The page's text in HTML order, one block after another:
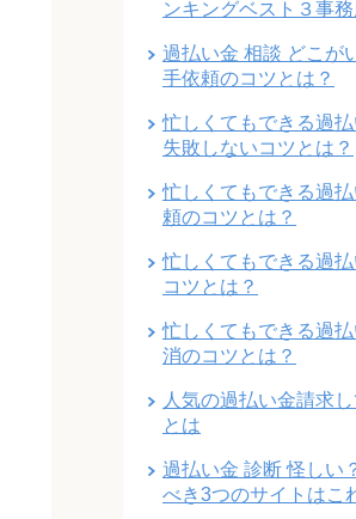
ンキングベスト３事
過払い金 相談 どこが
手依頼のコツとは？
忙しくてもできる過
失敗しないコツとは？
忙しくてもできる過
頼のコツとは？
忙しくてもできる過
コツとは？
忙しくてもできる過
消のコツとは？
人気の過払い金請求
とは
過払い金 診断 怪しい
べき3つのサイトはこ